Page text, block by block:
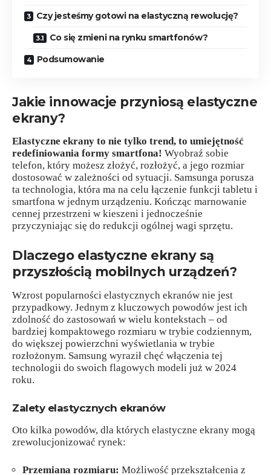
Czy jesteśmy gotowi na elastyczną rewolucję?
Co się zmieni na rynku smartfonów?
Podsumowanie
Jakie innowacje przyniosą elastyczne
ekrany?
Elastyczne ekrany to nie tylko trend, to umiejętność
redefiniowania formy smartfona! Wyobraź sobie
telefon, który możesz złożyć, rozłożyć, a jego rozmiar
dostosować w zależności od sytuacji. Samsunga porusza
ta technologia, która ma na celu łączenie funkcji tabletu i
smartfona w jednym urządzeniu. Kończąc marnowanie
cennej przestrzeni w kieszeni i jednocześnie
przyczyniając się do redukcji ogólnej wagi sprzętu.
Dlaczego elastyczne ekrany są
przyszłością mobilnych urządzeń?
Wzrost popularności elastycznych ekranów nie jest
przypadkowy. Jednym z kluczowych powodów jest ich
zdolność do zastosowań w wielu kontekstach – od
bardziej kompaktowego rozmiaru w trybie codziennym,
do większej powierzchni wyświetlania w trybie
rozłożonym. Samsung wyraził chęć włączenia tej
technologii do swoich flagowych modeli już w 2024
roku.
Zalety elastycznych ekranów
Oto kilka powodów, dla których elastyczne ekrany mogą
zrewolucjonizować rynek:
Przemiana rozmiaru: Możliwość przekształcenia z